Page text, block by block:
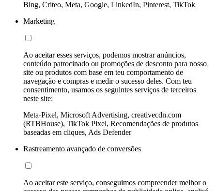
Bing, Criteo, Meta, Google, LinkedIn, Pinterest, TikTok
Marketing
Ao aceitar esses serviços, podemos mostrar anúncios,
conteúdo patrocinado ou promoções de desconto para nosso
site ou produtos com base em teu comportamento de
navegação e compras e medir o sucesso deles. Com teu
consentimento, usamos os seguintes serviços de terceiros
neste site:
Meta-Pixel, Microsoft Advertising, creativecdn.com
(RTBHouse), TikTok Pixel, Recomendações de produtos
baseadas em cliques, Ads Defender
Rastreamento avançado de conversões
Ao aceitar este serviço, conseguimos compreender melhor o